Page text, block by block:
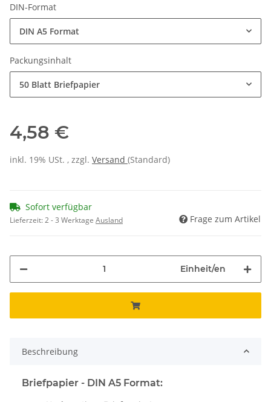
DIN-Format
DIN A5 Format
Packungsinhalt
50 Blatt Briefpapier
4,58 €
inkl. 19% USt. , zzgl. Versand (Standard)
Sofort verfügbar
Lieferzeit:2 - 3 Werktage Ausland Frage zum Artikel
Einheit/en
Beschreibung
Briefpapier - DIN A5 Format: